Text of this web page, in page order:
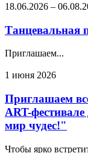
18.06.2026 –
Танцевальная
Приглашаем...
1 июня 2026
Приглашаем
ART-фестивале
мир чудес!"
Чтобы ярко